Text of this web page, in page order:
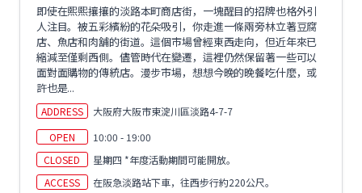
即使在熙熙攘攘的淡路本町商店街，一塊醒目的招牌也格外引
人注目。被五彩繽紛的花朵吸引，你走進一條兩旁林立著豆腐
店、魚店和肉舖的街道。這個市場曾經東西走向，但近年來已
縮減至僅剩西側。儘管時代在變遷，這裡仍然保留著一些可以
面對面購物的傳統店。漫步市場，想想今​​晚的晚餐吃什麼，或
許也是...
ADDRESS
大阪府大阪市東淀川區淡路4-7-7
OPEN
10:00 - 19:00
CLOSED
星期四 *年度活動期間可能開放。
ACCESS
在阪急淡路站下車，往西步行約220公尺。